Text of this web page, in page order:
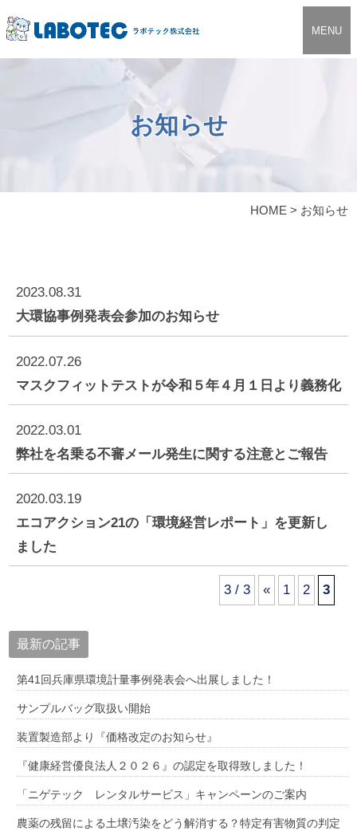
MENU
お知らせ
HOME > お知らせ
2023.08.31
大環協事例発表会参加のお知らせ
2022.07.26
マスクフィットテストが令和５年４月１日より義務化
2022.03.01
弊社を名乗る不審メール発生に関する注意とご報告
2020.03.19
エコアクション21の「環境経営レポート」を更新し
ました
3 / 3 « 1 2 3
最新の記事
第41回兵庫県環境計量事例発表会へ出展しました！
サンプルバッグ取扱い開始
装置製造部より『価格改定のお知らせ』
『健康経営優良法人２０２６』の認定を取得致しました！
「ニゲテック レンタルサービス」キャンペーンのご案内
農薬の残留による土壌汚染をどう解消する？特定有害物質の判定